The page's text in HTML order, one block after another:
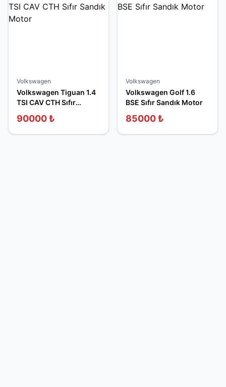
Volkswagen
Volkswagen Tiguan 1.4
TSI CAV CTH Sıfır
90000 ₺
Volkswagen
Volkswagen Golf 1.6
BSE Sıfır Sandık Motor
85000 ₺